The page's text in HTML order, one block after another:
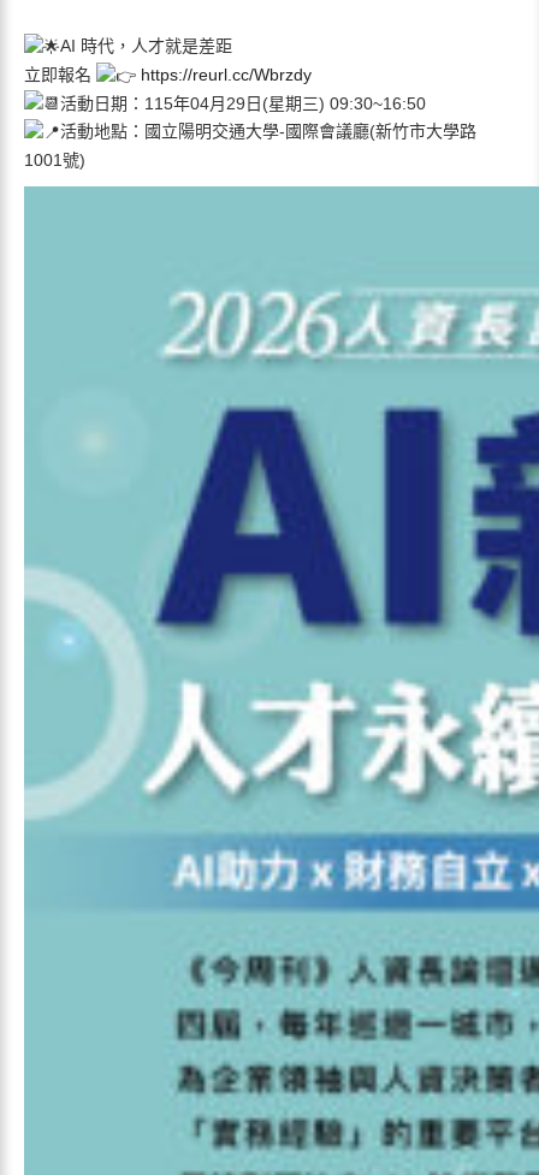
AI 時代，人才就是差距
立即報名
https://reurl.cc/Wbrzdy
活動日期：115年04月29日(星期三) 09:30~16:50
活動地點：國立陽明交通大學-國際會議廳(新竹市大學路
1001號)